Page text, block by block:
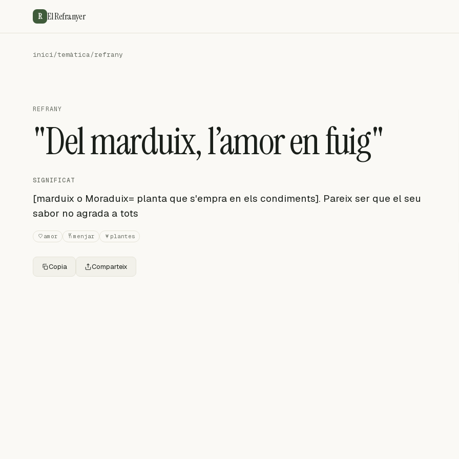
R El Refranyer
inici/temàtica/refrany
REFRANY
"Del marduix, l’amor en fuig"
SIGNIFICAT
[marduix o Moraduix= planta que s'empra en els condiments]. Pareix ser que el seu
sabor no agrada a tots
amor menjar plantes
Copia Comparteix